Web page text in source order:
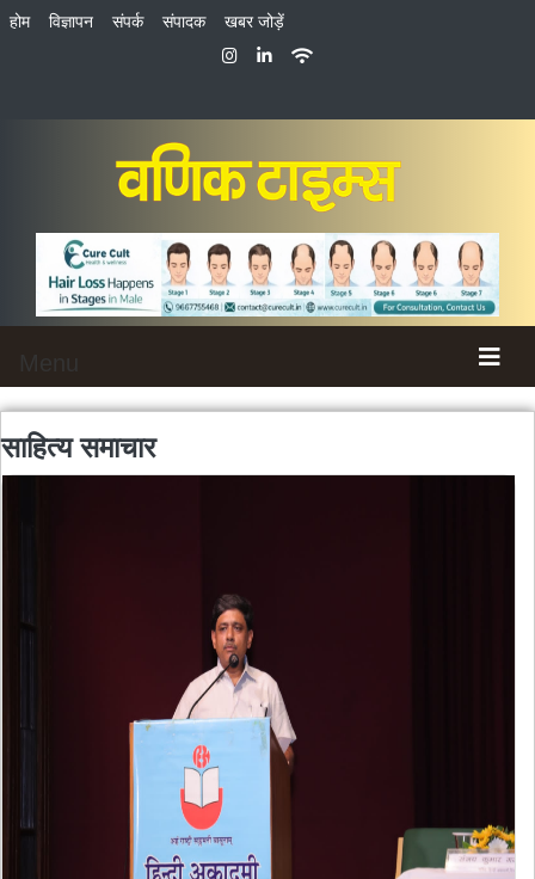
होम विज्ञापन संपर्क संपादक खबर जोड़ें
साहित्यसमाचार